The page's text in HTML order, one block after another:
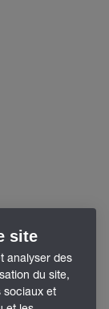
site
analyser des
du site,
sociaux et